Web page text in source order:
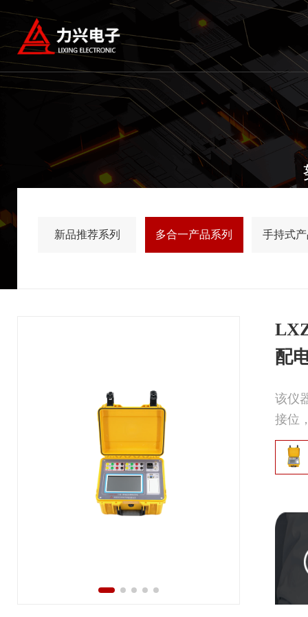
新品推荐系列 多合一产品系列 手持式
配
该仪
接位